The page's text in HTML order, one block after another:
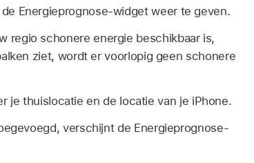
Energieprognose-widget weer te geven.
regio schonere energie beschikbaar is,
ziet, wordt er voorlopig geen schonere
je thuislocatie en de locatie van je iPhone.
verschijnt de Energieprognose-